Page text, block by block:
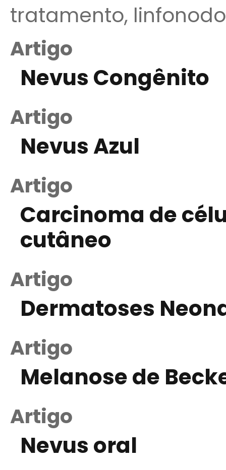
tratamento,
Artigo
Nevus Congênito
Artigo
Nevus Azul
Artigo
Carcinoma de
cutâneo
Artigo
Dermatoses
Artigo
Melanose de
Artigo
Nevus oral